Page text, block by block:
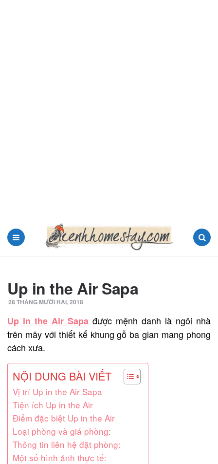
Up in the Air Sapa
28 THÁNG MƯỜI HAI, 2018
Up in the Air Sapa được mệnh danh là ngôi nhà
trên mây với thiết kế khung gỗ ba gian mang phong
cách xưa.
NỘI DUNG BÀI VIẾT
Vị trí Up in the Air Sapa
Tiện ích Up in the Air
Điểm đặc biệt Up in the Air
Loại phòng và giá phòng:
Thông tin liên hệ đặt phòng:
Một số hình ảnh thực tế: